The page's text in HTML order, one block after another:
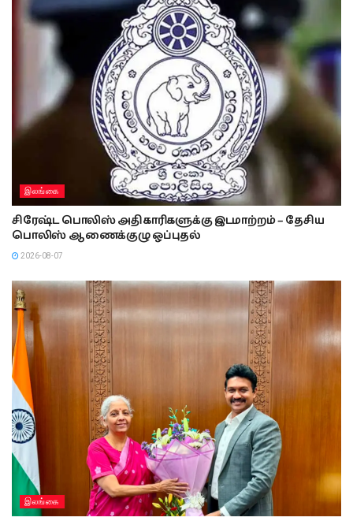
இலங்கை
சிரேஷ்ட பொலிஸ் அதிகாரிகளுக்கு இடமாற்றம் – தேசிய
பொலிஸ் ஆணைக்குழு ஒப்புதல்
2026-08-07
இலங்கை